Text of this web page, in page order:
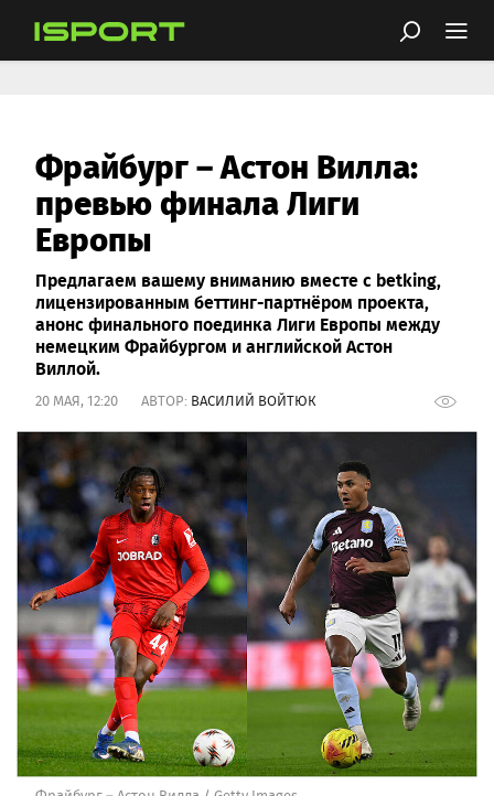
Фрайбург – Астон Вилла:
превью финала Лиги
Европы
Предлагаем вашему вниманию вместе с betking,
лицензированным беттинг-партнёром проекта,
анонс финального поединка Лиги Европы между
немецким Фрайбургом и английской Астон
Виллой.
20 МАЯ, 12:20 АВТОР: ВАСИЛИЙ ВОЙТЮК